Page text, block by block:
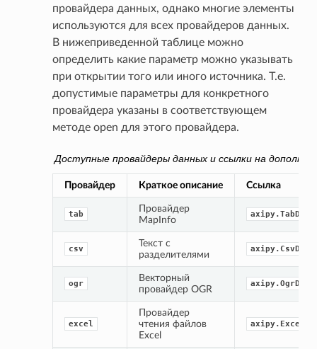
провайдера данных, однако многие элементы
используются для всех провайдеров данных.
В нижеприведенной таблице можно
определить какие параметр можно указывать
при открытии того или иного источника. Т.е.
допустимые параметры для конкретного
провайдера указаны в соответствующем
методе open для этого провайдера.
Доступные провайдеры данных и ссылки на
Провайдер Краткое описание Ссылка
tab
Провайдер
MapInfo
csv
Текст с
разделителями
ogr
Векторный
провайдер OGR
excel
Провайдер
чтения файлов
Excel